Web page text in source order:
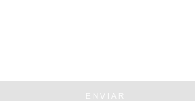
ENVIAR